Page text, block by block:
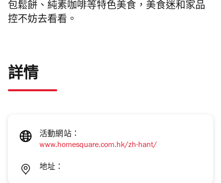
包鬆餅、純素咖啡等特色美食，美食迷和家品
控不妨去看看。
詳情
活動網站：
www.homesquare.com.hk/zh-hant/
地址：